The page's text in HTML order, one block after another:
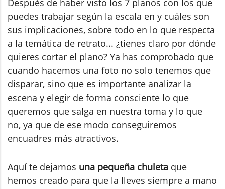
puedes trabajar según la escala en y cuáles son
sus implicaciones, sobre todo en lo que respecta
a la temática de retrato... ¿tienes claro por dónde
quieres cortar el plano? Ya has comprobado que
cuando hacemos una foto no solo tenemos que
disparar, sino que es importante analizar la
escena y elegir de forma consciente lo que
queremos que salga en nuestra toma y lo que
no, ya que de ese modo conseguiremos
encuadres más atractivos.
Aquí te dejamos una pequeña chuleta que
hemos creado para que la lleves siempre a mano